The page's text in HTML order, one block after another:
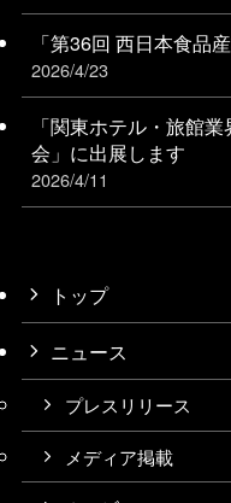
「第36回 西日本食品
2026/4/23
「関東ホテル・旅館
会」に出展します
2026/4/11
トップ
ニュース
プレスリリース
メディア掲載